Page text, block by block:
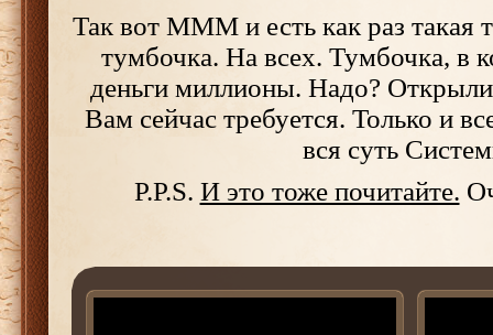
Так вот МММ и есть как раз такая
тумбочка. На всех. Тумбочка, в
деньги миллионы. Надо?
Вам сейчас требуется. Только и
вся суть
P.P.S. И это тоже почитайте.